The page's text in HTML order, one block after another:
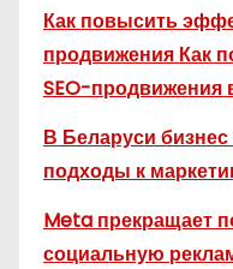
Как повысить
продвижения Как
SEO-продвижения
В Беларуси
подходы к
Meta прекращает
социальную